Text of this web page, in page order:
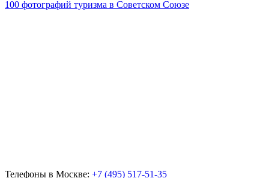
100 фотографий туризма в Советском Союзе
Телефоны в Москве: +7 (495) 517-51-35